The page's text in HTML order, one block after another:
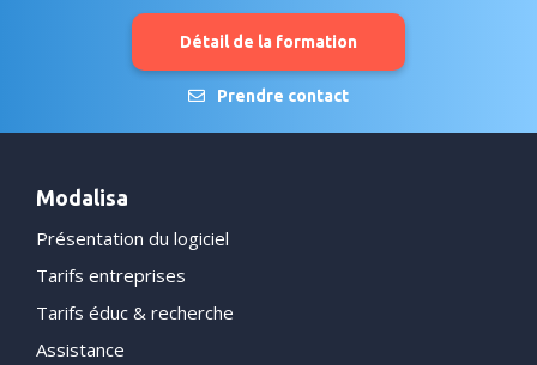
Détail de la formation
Prendre contact
Modalisa
Présentation du logiciel
Tarifs entreprises
Tarifs éduc & recherche
Assistance